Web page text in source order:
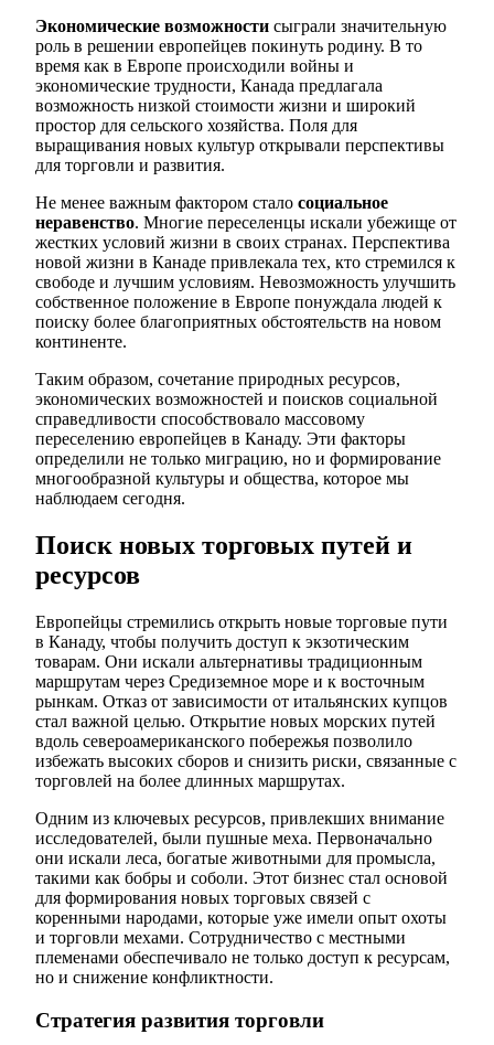
Экономические возможности сыграли значительную
роль в решении европейцев покинуть родину. В то
время как в Европе происходили войны и
экономические трудности, Канада предлагала
возможность низкой стоимости жизни и широкий
простор для сельского хозяйства. Поля для
выращивания новых культур открывали перспективы
для торговли и развития.
Не менее важным фактором стало социальное
неравенство. Многие переселенцы искали убежище от
жестких условий жизни в своих странах. Перспектива
новой жизни в Канаде привлекала тех, кто стремился к
свободе и лучшим условиям. Невозможность улучшить
собственное положение в Европе понуждала людей к
поиску более благоприятных обстоятельств на новом
континенте.
Таким образом, сочетание природных ресурсов,
экономических возможностей и поисков социальной
справедливости способствовало массовому
переселению европейцев в Канаду. Эти факторы
определили не только миграцию, но и формирование
многообразной культуры и общества, которое мы
наблюдаем сегодня.
Поиск новых торговых путей и
ресурсов
Европейцы стремились открыть новые торговые пути
в Канаду, чтобы получить доступ к экзотическим
товарам. Они искали альтернативы традиционным
маршрутам через Средиземное море и к восточным
рынкам. Отказ от зависимости от итальянских купцов
стал важной целью. Открытие новых морских путей
вдоль североамериканского побережья позволило
избежать высоких сборов и снизить риски, связанные с
торговлей на более длинных маршрутах.
Одним из ключевых ресурсов, привлекших внимание
исследователей, были пушные меха. Первоначально
они искали леса, богатые животными для промысла,
такими как бобры и соболи. Этот бизнес стал основой
для формирования новых торговых связей с
коренными народами, которые уже имели опыт охоты
и торговли мехами. Сотрудничество с местными
племенами обеспечивало не только доступ к ресурсам,
но и снижение конфликтности.
Стратегия развития торговли